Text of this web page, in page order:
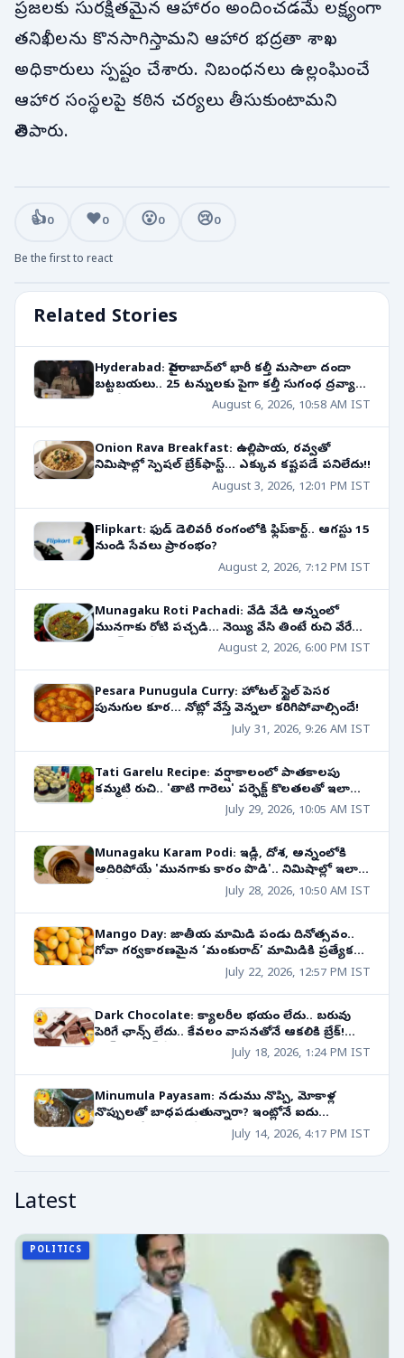
ప్రజలకు సురక్షితమైన ఆహారం అందించడమే లక్ష్యంగా
తనిఖీలను కొనసాగిస్తామని ఆహార భద్రతా శాఖ
అధికారులు స్పష్టం చేశారు. నిబంధనలు ఉల్లంఘించే
ఆహార సంస్థలపై కఠిన చర్యలు తీసుకుంటామని
తెలిపారు.
Related Stories
Hyderabad: హైదరాబాద్‌లో భారీ కల్తీ మసాలా దందా
బట్టబయలు.. 25 టన్నులకు పైగా కల్తీ సుగంధ ద్రవ్యాలు
August 6, 2026, 10:58 AM IST
Onion Rava Breakfast: ఉల్లిపాయ, రవ్వతో
నిమిషాల్లో స్పెషల్ బ్రేక్‌ఫాస్ట్... ఎక్కువ కష్టపడే పనిలేదు!!
August 3, 2026, 12:01 PM IST
Flipkart: ఫుడ్ డెలివరీ రంగంలోకి ఫ్లిప్‌కార్ట్.. ఆగస్టు 15
నుండి సేవలు ప్రారంభం?
August 2, 2026, 7:12 PM IST
Munagaku Roti Pachadi: వేడి వేడి అన్నంలో
మునగాకు రోటి పచ్చడి... నెయ్యి వేసి తింటే రుచి వేరే
August 2, 2026, 6:00 PM IST
Pesara Punugula Curry: హోటల్ స్టైల్ పెసర
పునుగుల కూర... నోట్లో వేస్తే వెన్నలా కరిగిపోవాల్సిందే!
July 31, 2026, 9:26 AM IST
Tati Garelu Recipe: వర్షాకాలంలో పాతకాలపు
కమ్మటి రుచి.. 'తాటి గారెలు' పర్ఫెక్ట్ కొలతలతో ఇలా
July 29, 2026, 10:05 AM IST
Munagaku Karam Podi: ఇడ్లీ, దోశ, అన్నంలోకి
అదిరిపోయే 'మునగాకు కారం పొడి'.. నిమిషాల్లో ఇలా
July 28, 2026, 10:50 AM IST
Mango Day: జాతీయ మామిడి పండు దినోత్సవం..
గోవా గర్వకారణమైన ‘మంకురాద్’ మామిడికి ప్రత్యేక
July 22, 2026, 12:57 PM IST
Dark Chocolate: క్యాలరీల భయం లేదు.. బరువు
పెరిగే ఛాన్స్ లేదు.. కేవలం వాసనతోనే ఆకలికి బ్రేక్!
July 18, 2026, 1:24 PM IST
Minumula Payasam: నడుము నొప్పి, మోకాళ్ల
నొప్పులతో బాధపడుతున్నారా? ఇంట్లోనే ఐదు
నిమిషాల్లో తయారయ్యే అమృత లాంటి వంటకం!
July 14, 2026, 4:17 PM IST
👍0 ❤️0 😮0 😢0
Be the first to react
Latest
POLITICS